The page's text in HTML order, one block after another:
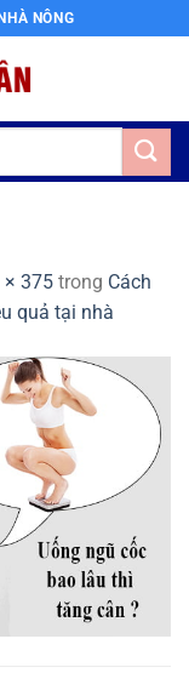
NÔNG
× 375 trong Cách
quả tại nhà